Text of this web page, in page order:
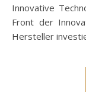
Innovative
Front der
Hersteller